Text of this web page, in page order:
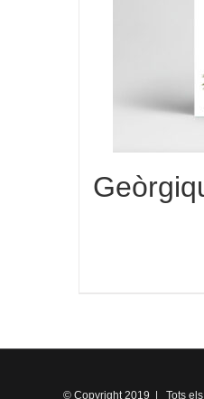
© Copyright 2019 | Tots